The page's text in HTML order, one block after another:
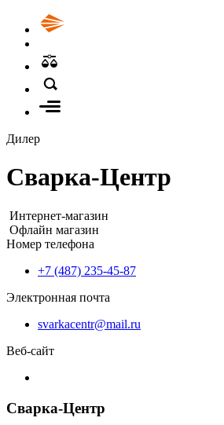
Дилер
Сварка-Центр
Интернет-магазин
Офлайн магазин
Номер телефона
+7 (487) 235-45-87
Электронная почта
svarkacentr@mail.ru
Веб-сайт
Сварка-Центр